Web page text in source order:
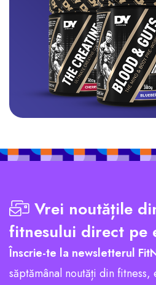
Vrei noutățile
fitnesului direct pe
Înscrie-te la newsletterul
săptămânal noutăți din